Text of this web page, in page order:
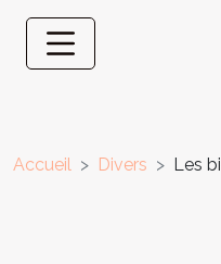
Accueil Divers Les